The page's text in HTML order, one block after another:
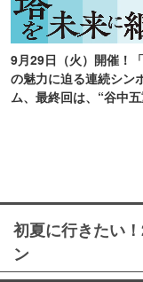
9月29日（火）開催！
の魅力に迫る連続シン
ム、最終回は、“谷中
初夏に行きたい
ン